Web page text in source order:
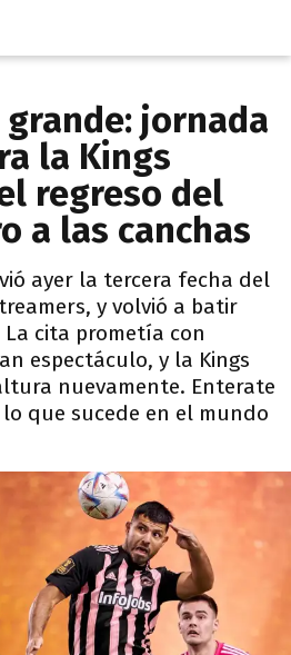
jornada
la Kings
regreso del
a las canchas
ayer la tercera fecha del
y volvió a batir
cita prometía con
espectáculo, y la Kings
nuevamente. Enterate
que sucede en el mundo